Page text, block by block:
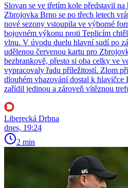
Slovan se ve třetím kole představil
Zbrojovka Brno se po třech letech
nové sezony vstoupila ve výborné
bojovném výkonu proti Teplicím
vlnu. V úvodu duelu hlavní sudí po
udělenou červenou kartu pro
bezbrankově, přesto si oba celky ve
vypracovaly řadu příležitostí. Zlom
dlouhém vhazování dostal k hlavičce
zařídil jedinou a zároveň vítěznou
Liberecká Drbna
dnes, 19:24
2 min